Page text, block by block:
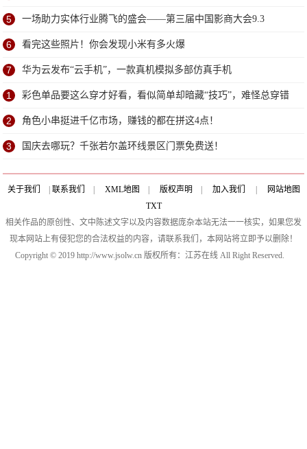
5 一场助力实体行业腾飞的盛会——第三届中国影商大会9.3
6 看完这些照片！你会发现小米有多火爆
7 华为云发布“云手机”，一款真机模拟多部仿真手机
1 彩色单品要这么穿才好看，看似简单却暗藏“技巧”，难怪总穿错
2 角色小串挺进千亿市场，赚钱的都在拼这4点！
3 国庆去哪玩？千张若尔盖环线景区门票免费送！
关于我们 | 联系我们 | XML地图 | 版权声明 | 加入我们 |
网站地图
TXT
相关作品的原创性、文中陈述文字以及内容数据庞杂本站无法一一核实，如果您发
现本网站上有侵犯您的合法权益的内容，请联系我们，本网站将立即予以删除！
Copyright © 2019 http://www.jsolw.cn 版权所有：江苏在线 All Right Reserved.